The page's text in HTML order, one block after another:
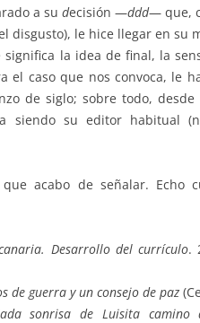
a su decisión —ddd— que,
disgusto), le hice llegar en su
la idea de final, la
el caso que nos convoca, le
de siglo; sobre todo,
siendo su editor habitual
acabo de señalar. Echo
Desarrollo del currículo.
de guerra y un consejo de paz
sonrisa de Luisita